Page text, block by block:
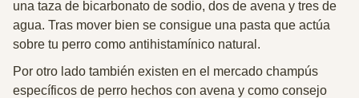
una taza de bicarbonato de sodio, dos de avena y tres de
agua. Tras mover bien se consigue una pasta que actúa
sobre tu perro como antihistamínico natural.
Por otro lado también existen en el mercado champús
específicos de perro hechos con avena y como consejo